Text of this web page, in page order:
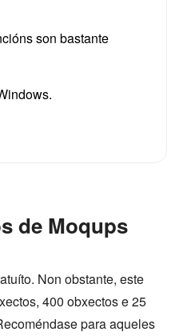
son bastante
de Moqups
Non obstante, este
400 obxectos e 25
para aqueles